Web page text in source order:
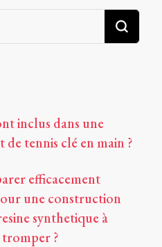
inclus dans une
tennis clé en main ?
efficacement
une construction
synthetique à
tromper ?